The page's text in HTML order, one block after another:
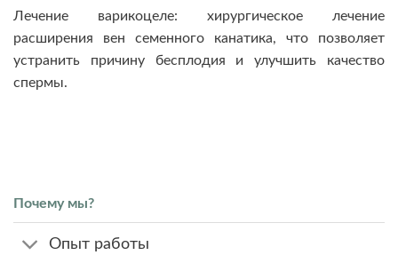
Лечение варикоцеле: хирургическое лечение
расширения вен семенного канатика, что позволяет
устранить причину бесплодия и улучшить качество
спермы.
Почему мы?
Опыт работы